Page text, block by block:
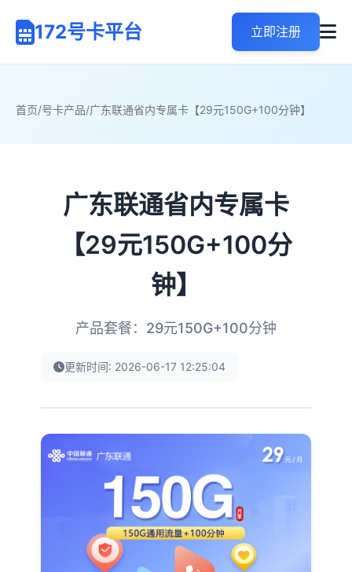
172号卡平台 立即注册
首页/号卡产品/广东联通省内专属卡【29元150G+100分钟】
广东联通省内专属卡
【29元150G+100分
钟】
产品套餐：29元150G+100分钟
更新时间: 2026-06-17 12:25:04